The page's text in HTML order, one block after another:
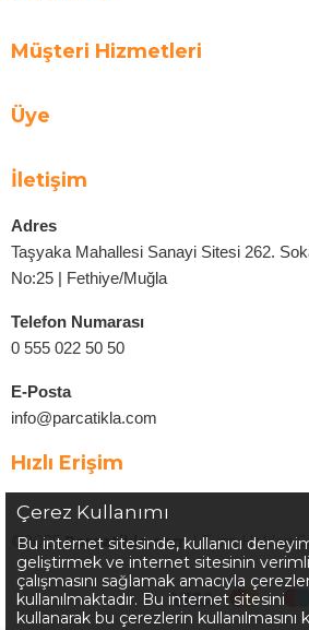
Müşteri Hizmetleri
Üye
İletişim
Adres
Taşyaka Mahallesi Sanayi Sitesi 262.
No:25 | Fethiye/Muğla
Telefon Numarası
0 555 022 50 50
E-Posta
info@parcatikla.com
Hızlı Erişim
©2025Parcatikla.com| Tüm Hakları
Çerez Kullanımı
Bu internet sitesinde, kullanıcı
geliştirmek ve internet sitesinin verimli
çalışmasını sağlamak amacıyla
kullanılmaktadır. Bu internet sitesini
kullanarak bu çerezlerin kullanılmasını